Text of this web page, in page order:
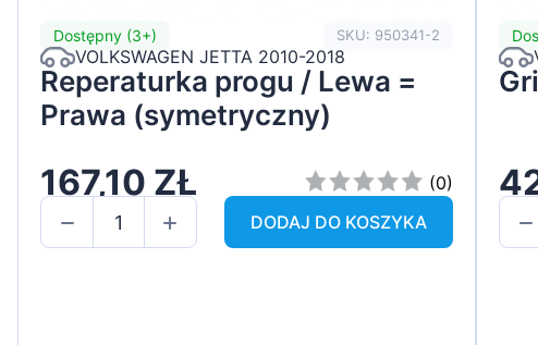
Dostępny (3+) SKU: 950341-2
VOLKSWAGEN JETTA 2010-2018
Reperaturka progu / Lewa =
Prawa (symetryczny)
167,10 ZŁ
(0)
DODAJ DO KOSZYKA